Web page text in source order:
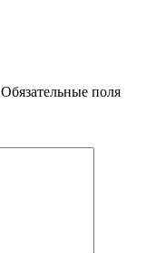
Обязательные поля